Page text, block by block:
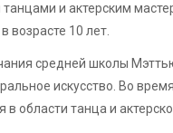
и актерским
возрасте 10 лет.
средней школы
искусство. Во
в области танца и